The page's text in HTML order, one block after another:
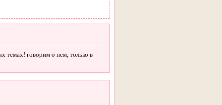
темах! говорим о нем, только в